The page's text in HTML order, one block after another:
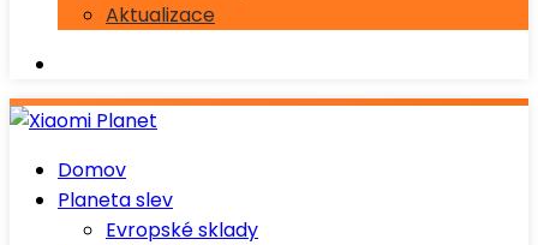
Aktualizace
Domov
Planeta slev
Evropské sklady